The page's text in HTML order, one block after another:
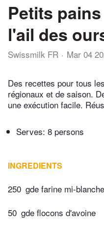
Petits
l'ail des
Swissmilk FR Mar 04
Des recettes pour tous
régionaux et de saison.
une exécution facile.
Serves: 8 persons
INGREDIENTS
250 gde farine mi-blanche
50 gde flocons d'avoine